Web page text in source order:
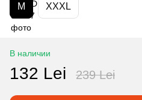
M XXXL
В наличии
132 Lei 239 Lei